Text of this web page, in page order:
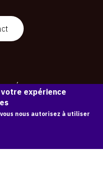
créer,
de l'Art.
expérience
nous autorisez à utiliser